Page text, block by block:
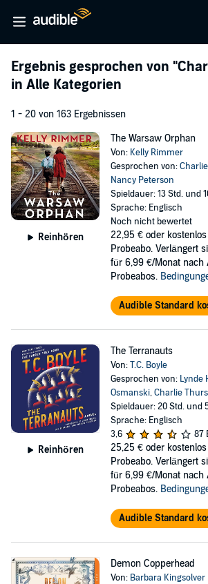
Ergebnis gesprochen von
in Alle Kategorien
1 - 20 von 163 Ergebnissen
Reinhören
The Warsaw Orphan
Von: Kelly Rimmer
Gesprochen von:
Nancy Peterson
Spieldauer: 13 Std. und
Sprache: Englisch
Noch nicht bewertet
22,95 € oder
Probeabo. Verlängert
für 6,99 €/Monat nach
Probeabos.
Audible Standard
Reinhören
The Terranauts
Von:T.C. Boyle
Gesprochen von: Lynde
Osmanski,Charlie
Spieldauer: 20 Std. und
Sprache: Englisch
3,6
87
25,25 € oder
Probeabo. Verlängert
für 6,99 €/Monat nach
Probeabos.
Audible Standard
Demon Copperhead
Von: Barbara Kingsolver